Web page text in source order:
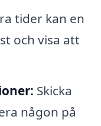
tider kan en
och visa att
Skicka
någon på